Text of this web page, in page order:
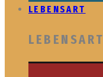
LEBENSART
LEBENSART